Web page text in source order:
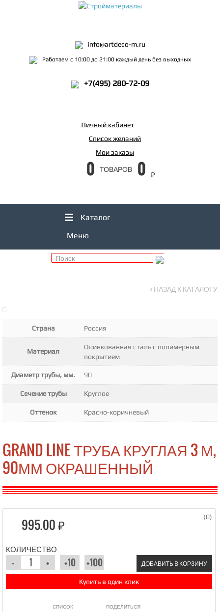
info@artdeco-m.ru
Работаем с 10:00 до 21:00 каждый день без выходных
+7(495) 280-72-09
Личный кабинет
Список желаний
Мои заказы
0 ТОВАРОВ 0 ₽
Каталог
Меню
‹ НАЗАД К КАТАЛОГУ
Страна Россия
Материал
Оцинкованная сталь с полимерным
покрытием
Диаметр трубы, мм. 90
Сечение трубы Круглое
Оттенок Красно-коричневый
GRAND LINE ТРУБА КРУГЛАЯ 3 М,
90ММ ОКРАШЕННЫЙ
(0)
995.00 ₽
КОЛИЧЕСТВО
ДОБАВИТЬ В КОРЗИНУ
Купить в один клик
СПИСОК
ПОДЕЛИТЬСЯ